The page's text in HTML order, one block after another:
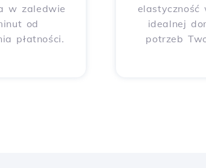
w zaledwie
od
płatności.
elastyczność
idealnej
potrzeb